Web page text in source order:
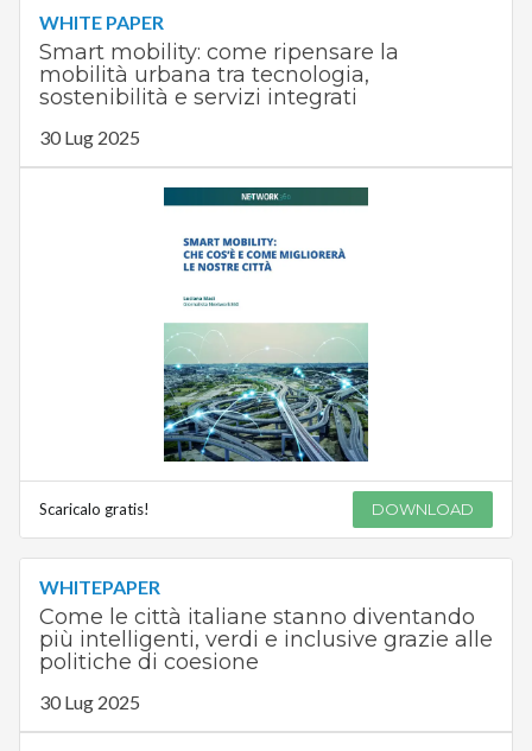
WHITE PAPER
Smart mobility: come ripensare la
mobilità urbana tra tecnologia,
sostenibilità e servizi integrati
30 Lug 2025
Scaricalo gratis! DOWNLOAD
WHITEPAPER
Come le città italiane stanno diventando
più intelligenti, verdi e inclusive grazie alle
politiche di coesione
30 Lug 2025